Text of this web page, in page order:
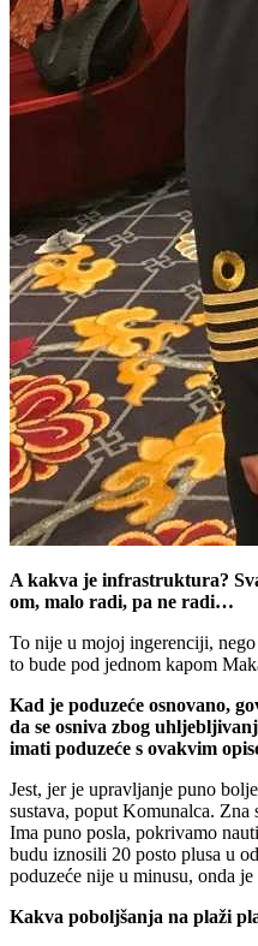
A kakva je infrastruktura?
om, malo radi, pa ne radi…
To nije u mojoj ingerenciji,
to bude pod jednom kapom
Kad je poduzeće osnovano,
da se osniva zbog
imati poduzeće s ovakvim
Jest, jer je upravljanje puno
sustava, poput Komunalca. Zna
Ima puno posla, pokrivamo
budu iznosili 20 posto plusa u
poduzeće nije u minusu, onda je
Kakva poboljšanja na plaži